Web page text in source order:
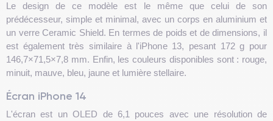
Le design de ce modèle est le même que celui de son
prédécesseur, simple et minimal, avec un corps en aluminium et
un verre Ceramic Shield. En termes de poids et de dimensions, il
est également très similaire à l'iPhone 13, pesant 172 g pour
146,7×71,5×7,8 mm. Enfin, les couleurs disponibles sont : rouge,
minuit, mauve, bleu, jaune et lumière stellaire.
Écran iPhone 14
L'écran est un OLED de 6,1 pouces avec une résolution de